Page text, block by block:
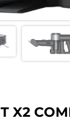
X2